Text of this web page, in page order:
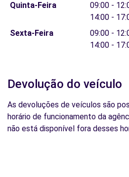
Quinta-Feira
09:00 -
14:00 -
Sexta-Feira
09:00 -
14:00 -
Devolução do veículo
As devoluções de veículos são
horário de funcionamento da
não está disponível fora desses